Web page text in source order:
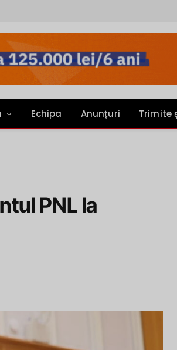
Echipa Anunțuri Trimite
PNL la